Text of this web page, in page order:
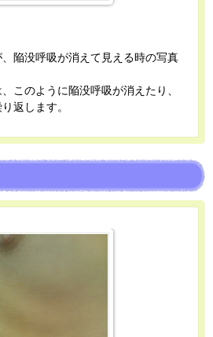
陥没呼吸が消えて見える時の写真
このように陥没呼吸が消えたり、
返します。